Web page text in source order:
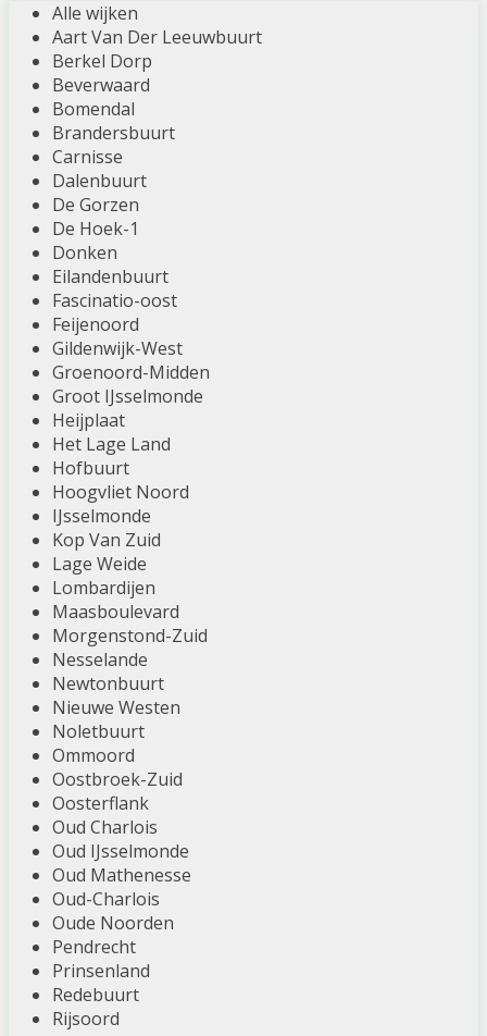
Alle wijken
Aart Van Der Leeuwbuurt
Berkel Dorp
Beverwaard
Bomendal
Brandersbuurt
Carnisse
Dalenbuurt
De Gorzen
De Hoek-1
Donken
Eilandenbuurt
Fascinatio-oost
Feijenoord
Gildenwijk-West
Groenoord-Midden
Groot IJsselmonde
Heijplaat
Het Lage Land
Hofbuurt
Hoogvliet Noord
IJsselmonde
Kop Van Zuid
Lage Weide
Lombardijen
Maasboulevard
Morgenstond-Zuid
Nesselande
Newtonbuurt
Nieuwe Westen
Noletbuurt
Ommoord
Oostbroek-Zuid
Oosterflank
Oud Charlois
Oud IJsselmonde
Oud Mathenesse
Oud-Charlois
Oude Noorden
Pendrecht
Prinsenland
Redebuurt
Rijsoord